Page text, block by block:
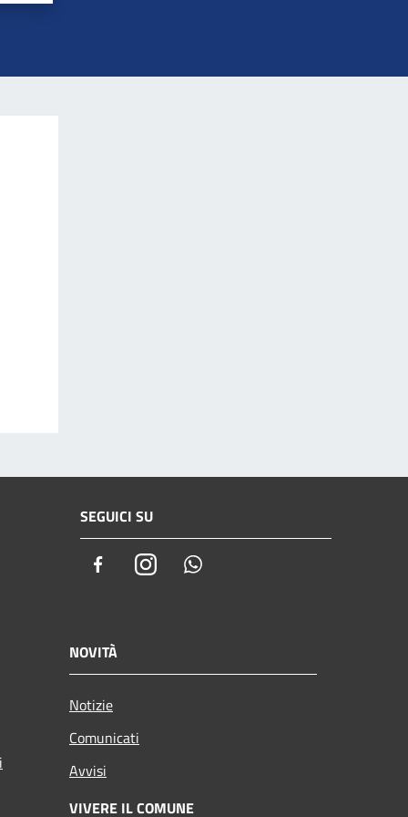
SEGUICI SU
FacebookInstagram
NOVITÀ
Notizie
Comunicati
Avvisi
VIVERE IL COMUNE